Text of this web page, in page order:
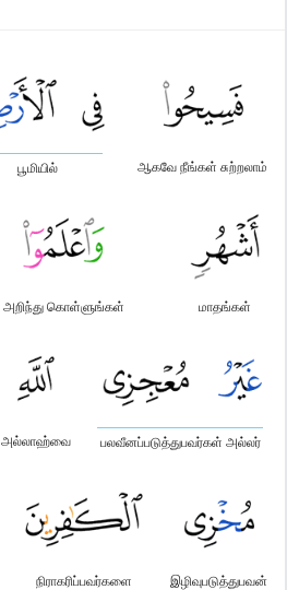
ஆகவே நீங்கள் சுற்றலாம்
பூமியில்
மாதங்கள்
அறிந்து கொள்ளுங்கள்
பலவீனப்படுத்துபவர்கள் அல்லர்
அல்லாஹ்வை
இழிவுபடுத்துபவன்
நிராகரிப்பவர்களை